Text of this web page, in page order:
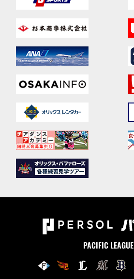
PACIFIC LEAGUE